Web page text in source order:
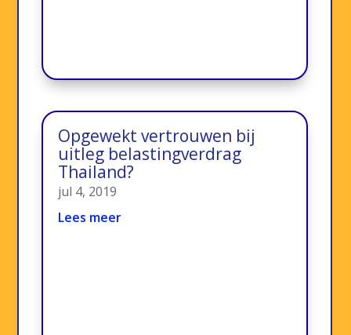
Opgewekt vertrouwen bij
uitleg belastingverdrag
Thailand?
jul 4, 2019
Lees meer